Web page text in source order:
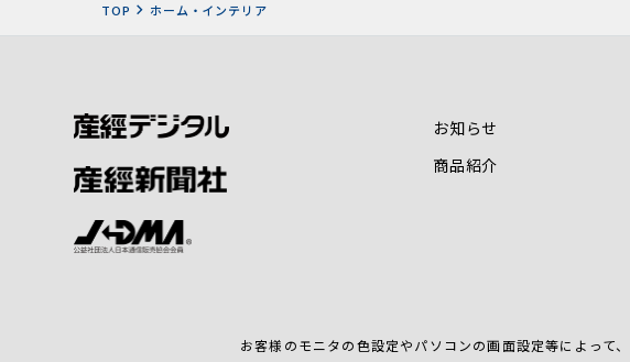
TOP
ホーム・インテリア
お知らせ
商品紹介
お客様のモニタの色設定やパソコンの画面設定等によって、